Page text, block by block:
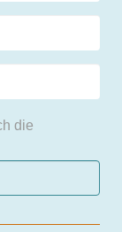
die